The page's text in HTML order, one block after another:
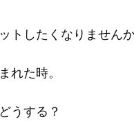
トしたくなりません
れた時。
うする？